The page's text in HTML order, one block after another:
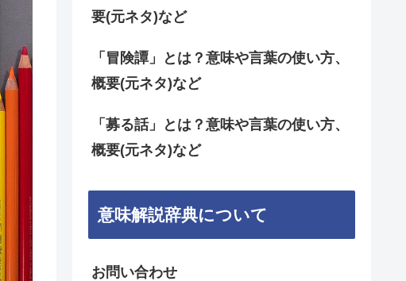
要(元ネタ)など
「冒険譚」とは？意味や言葉の使い方、
概要(元ネタ)など
「募る話」とは？意味や言葉の使い方、
概要(元ネタ)など
意味解説辞典について
お問い合わせ